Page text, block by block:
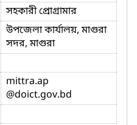
সহকারী প্রোগ্রামার
উপজেলা কার্যালয়, মাগুরা
সদর, মাগুরা
mittra.ap
@doict.gov.bd